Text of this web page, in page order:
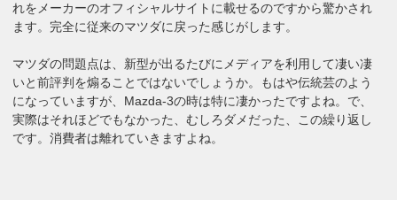
れをメーカーのオフィシャルサイトに載せるのですから驚かされ
ます。完全に従来のマツダに戻った感じがします。
マツダの問題点は、新型が出るたびにメディアを利用して凄い凄
いと前評判を煽ることではないでしょうか。もはや伝統芸のよう
になっていますが、Mazda-3の時は特に凄かったですよね。で、
実際はそれほどでもなかった、むしろダメだった、この繰り返し
です。消費者は離れていきますよね。